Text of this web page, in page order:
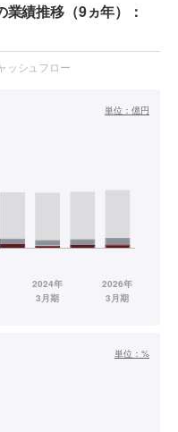
績推移（9ヵ年）：
ッシュフロー
単位： 億円
単位： %